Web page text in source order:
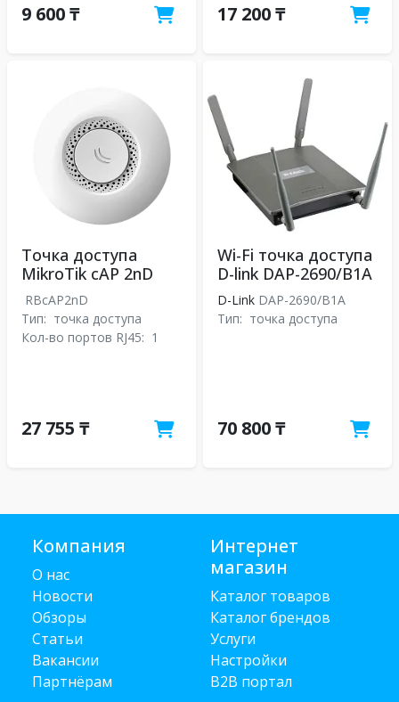
9 600 ₸ 17 200 ₸
Точка доступа
MikroTik cAP 2nD
RBcAP2nD
Тип: точка доступа
Кол-во портов RJ45: 1
27 755 ₸
Wi-Fi точка доступа
D-link DAP-2690/B1A
D-Link DAP-2690/B1A
Тип: точка доступа
70 800 ₸
Компания
О нас
Новости
Обзоры
Статьи
Вакансии
Партнёрам
Интернет
магазин
Каталог товаров
Каталог брендов
Услуги
Настройки
B2B портал